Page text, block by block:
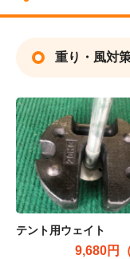
重り・風対
テント用ウェイト
9,680円